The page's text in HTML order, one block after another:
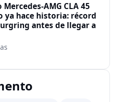
Mercedes-AMG CLA 45
ya hace historia: récord
antes de llegar a